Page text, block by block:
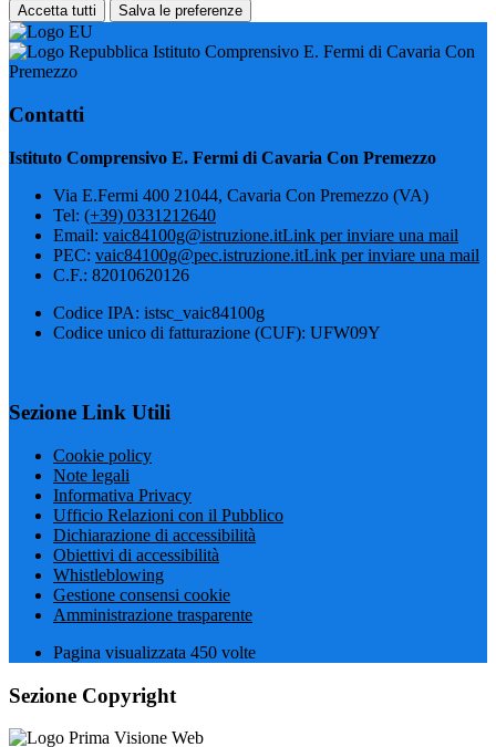
Accetta tutti Salva le preferenze
Istituto Comprensivo E. Fermi di Cavaria Con
Premezzo
Contatti
Istituto Comprensivo E. Fermi di Cavaria Con Premezzo
Via E.Fermi 400 21044, Cavaria Con Premezzo (VA)
Tel: (+39) 0331212640
Email: vaic84100g@istruzione.itLink per inviare una mail
PEC: vaic84100g@pec.istruzione.itLink per inviare una mail
C.F.: 82010620126
Codice IPA: istsc_vaic84100g
Codice unico di fatturazione (CUF): UFW09Y
Sezione Link Utili
Cookie policy
Note legali
Informativa Privacy
Ufficio Relazioni con il Pubblico
Dichiarazione di accessibilità
Obiettivi di accessibilità
Whistleblowing
Gestione consensi cookie
Amministrazione trasparente
Pagina visualizzata 450 volte
Sezione Copyright